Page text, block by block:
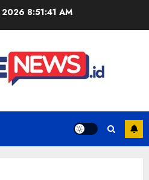
2026 8:51:42 AM